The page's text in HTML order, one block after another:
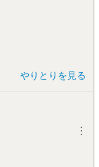
やりとりを見る
︙